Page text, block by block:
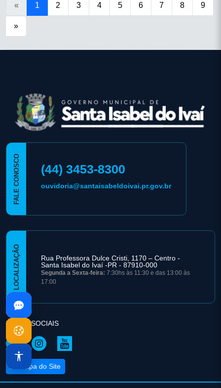
« 1 2 3 4 5 6 7 8 9
»
FALE CONOSCO (44) 3453-8300
ouvidoria@santaisabeldoivai.pr.gov.br
LOCALIZAÇÃO
Rua Professora Dulce Cristi, 1170 – Centro -
Santa Isabel do Ivaí -PR - 87910-000
Segunda a Sexta-feira: 7:30hs às 11:30 e das 13:00 às
17:00
REDES SOCIAIS
Mapa do Site